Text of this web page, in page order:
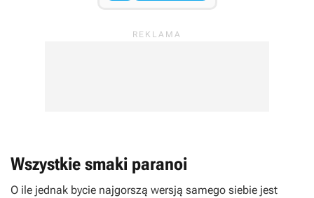
Wszystkie smaki paranoi
O ile jednak bycie najgorszą wersją samego siebie jest